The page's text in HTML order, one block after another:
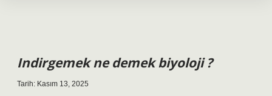
Indirgemek ne demek biyoloji ?
Tarih: Kasım 13, 2025